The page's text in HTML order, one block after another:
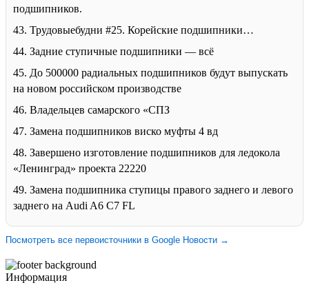
подшипников.
43. Трудовыебудни #25. Корейские подшипники…
44. Задние ступичные подшипники — всё
45. До 500000 радиальных подшипников будут выпускать
на новом российском производстве
46. Владельцев самарского «СПЗ
47. Замена подшипников виско муфты 4 вд
48. Завершено изготовление подшипников для ледокола
«Ленинград» проекта 22220
49. Замена подшипника ступицы правого заднего и левого
заднего на Audi A6 C7 FL
Посмотреть все первоисточники в Google Новости →
Информация